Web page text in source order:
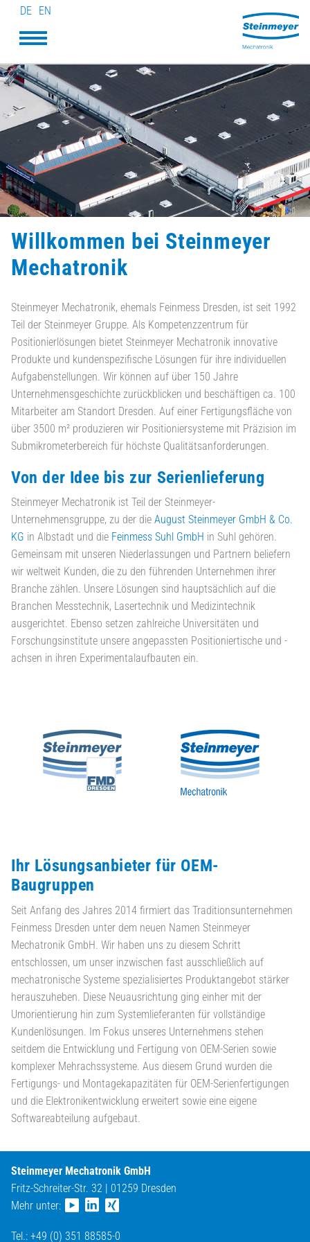
DE EN
Willkommen bei Steinmeyer
Mechatronik
Steinmeyer Mechatronik, ehemals Feinmess Dresden, ist seit 1992
Teil der Steinmeyer Gruppe. Als Kompetenzzentrum für
Positionierlösungen bietet Steinmeyer Mechatronik innovative
Produkte und kundenspezifische Lösungen für ihre individuellen
Aufgabenstellungen. Wir können auf über 150 Jahre
Unternehmensgeschichte zurückblicken und beschäftigen ca. 100
Mitarbeiter am Standort Dresden. Auf einer Fertigungsfläche von
über 3500 m² produzieren wir Positioniersysteme mit Präzision im
Submikrometerbereich für höchste Qualitätsanforderungen.
Von der Idee bis zur Serienlieferung
Steinmeyer Mechatronik ist Teil der Steinmeyer-
Unternehmensgruppe, zu der die August Steinmeyer GmbH & Co.
KG in Albstadt und die Feinmess Suhl GmbH in Suhl gehören.
Gemeinsam mit unseren Niederlassungen und Partnern beliefern
wir weltweit Kunden, die zu den führenden Unternehmen ihrer
Branche zählen. Unsere Lösungen sind hauptsächlich auf die
Branchen Messtechnik, Lasertechnik und Medizintechnik
ausgerichtet. Ebenso setzen zahlreiche Universitäten und
Forschungsinstitute unsere angepassten Positioniertische und -
achsen in ihren Experimentalaufbauten ein.
Ihr Lösungsanbieter für OEM-
Baugruppen
Seit Anfang des Jahres 2014 firmiert das Traditionsunternehmen
Feinmess Dresden unter dem neuen Namen Steinmeyer
Mechatronik GmbH. Wir haben uns zu diesem Schritt
entschlossen, um unser inzwischen fast ausschließlich auf
mechatronische Systeme spezialisiertes Produktangebot stärker
herauszuheben. Diese Neuausrichtung ging einher mit der
Umorientierung hin zum Systemlieferanten für vollständige
Kundenlösungen. Im Fokus unseres Unternehmens stehen
seitdem die Entwicklung und Fertigung von OEM-Serien sowie
komplexer Mehrachssysteme. Aus diesem Grund wurden die
Fertigungs- und Montagekapazitäten für OEM-Serienfertigungen
und die Elektronikentwicklung erweitert sowie eine eigene
Softwareabteilung aufgebaut.
Steinmeyer Mechatronik GmbH
Fritz-Schreiter-Str. 32 | 01259 Dresden
Mehr unter:
Tel.: +49 (0) 351 88585-0